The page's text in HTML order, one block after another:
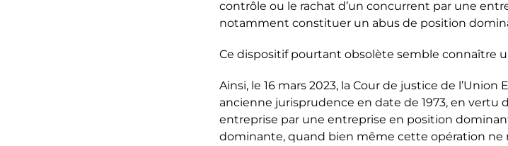
contrôle ou le rachat d’un concurrent par une
notamment constituer un abus de position
Ce dispositif pourtant obsolète semble connaître
Ainsi, le 16 mars 2023, la Cour de justice de
ancienne jurisprudence en date de 1973, en vertu
entreprise par une entreprise en position
dominante, quand bien même cette opération ne